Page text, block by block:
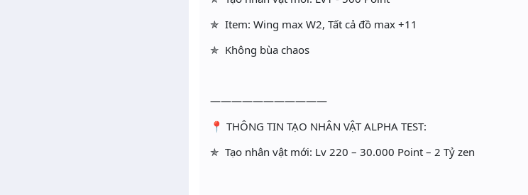
✯ Item: Wing max W2, Tất cả đồ max +11
✯ Không bùa chaos
———————————
📍 THÔNG TIN TẠO NHÂN VẬT ALPHA TEST:
✯ Tạo nhân vật mới: Lv 220 – 30.000 Point – 2 Tỷ zen